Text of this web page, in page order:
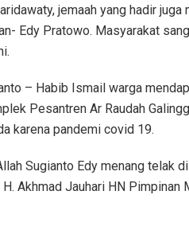
jemaah yang hadir juga
Edy Pratowo. Masyarakat
– Habib Ismail warga
Pesantren Ar Raudah
karena pandemi covid 19.
Sugianto Edy menang telak di
Akhmad Jauhari HN Pimpinan